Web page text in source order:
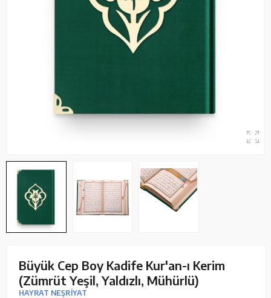
Büyük Cep Boy Kadife Kur'an-ı Kerim
(Zümrüt Yeşil, Yaldızlı, Mühürlü)
HAYRAT NEŞRİYAT